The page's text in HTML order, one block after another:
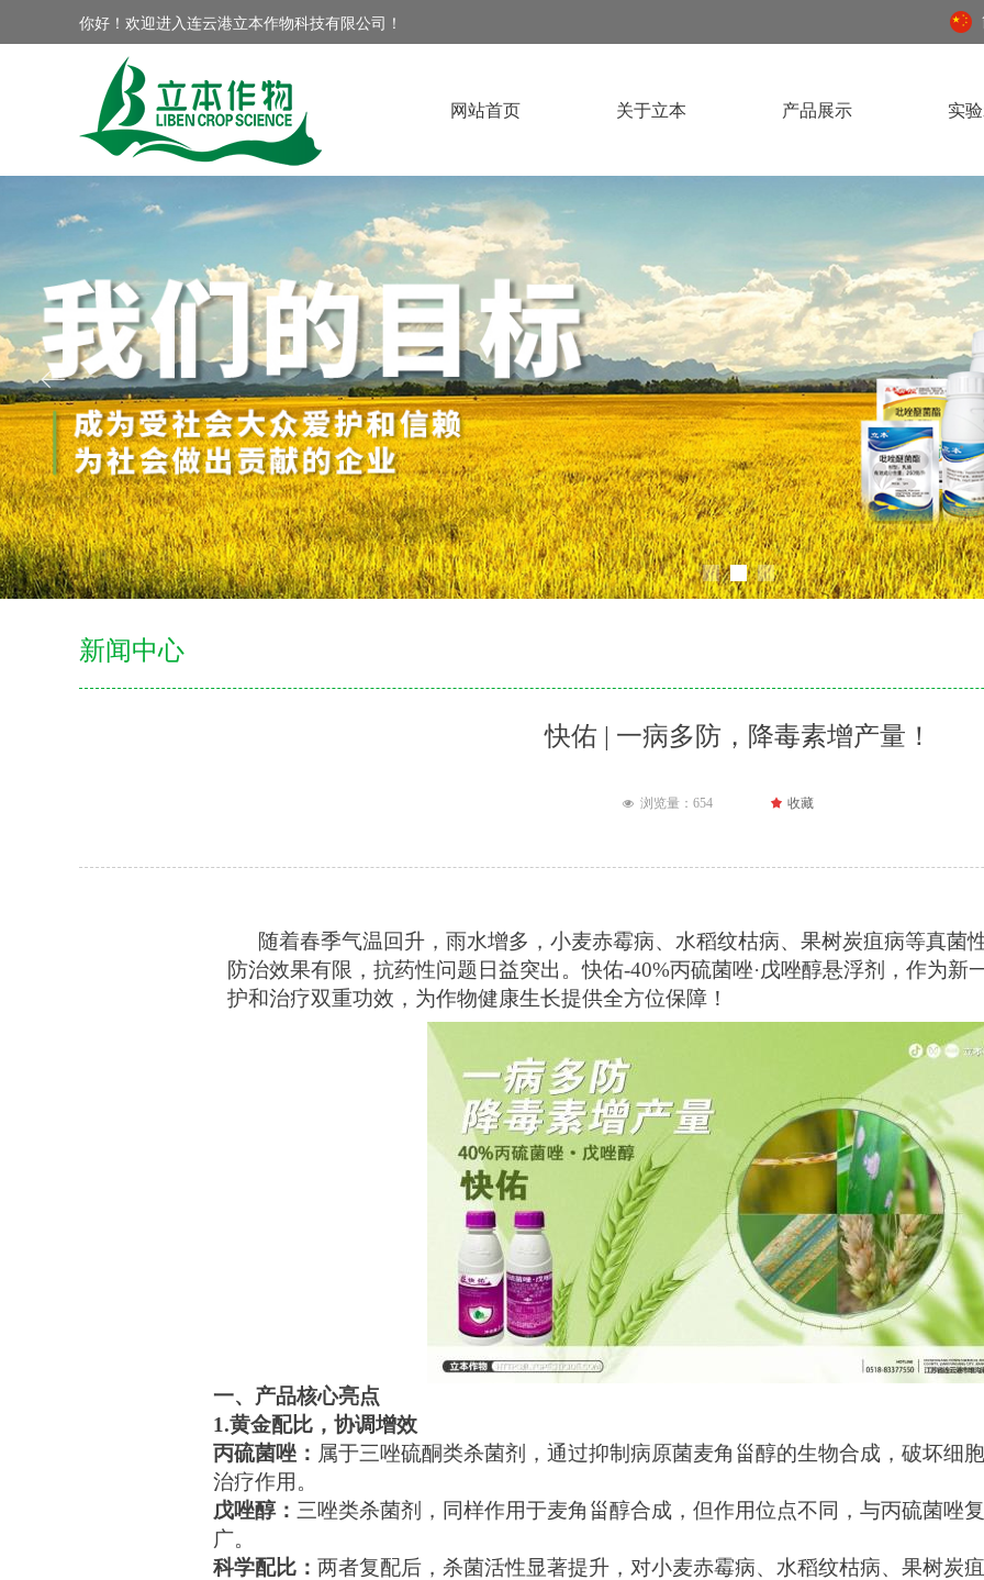
你好！欢迎进入连云港立本作物科技有限公司！
网站首页 关于立本 产品展示 实
ꂃ
快佑 | 一病多防，降毒素增产量！
随着春季气温回升，雨水增多，小麦赤霉病、水稻纹枯病、果树炭疽病等真菌
防治效果有限，抗药性问题日益突出。快佑-40%丙硫菌唑·戊唑醇悬浮剂 ，作为新
护和治疗双重功效，为作物健康生长提供全方位保障！
一、产品核心亮点
1.黄金配比，协调增效
丙硫菌唑： 属于三唑硫酮类杀菌剂，通过抑制病原菌麦角甾醇的生物合成，破坏细
治疗作用。
戊唑醇： 三唑类杀菌剂，同样作用于麦角甾醇合成，但作用位点不同，与丙硫菌唑
广。
科学配比： 两者复配后，杀菌活性显著提升，对小麦赤霉病、水稻纹枯病、果树炭
넶 浏览量： 654 끄 收藏
新闻中心